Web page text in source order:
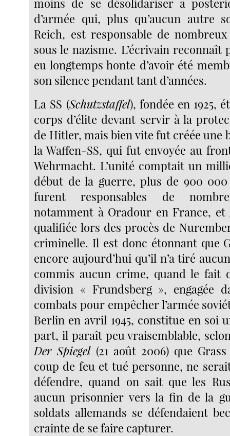
moins de se désolidariser a
d’armée qui, plus qu’aucun autre
Reich, est responsable de
sous le nazisme. L’écrivain
eu longtemps honte d’avoir été
son silence pendant tant d’années.
La SS (Schutzstaffel), fondée en 1925,
corps d’élite devant servir à la
de Hitler, mais bien vite fut créée une
la Waffen-SS, qui fut envoyée au
Wehrmacht. L’unité comptait un
début de la guerre, plus de 900 000
furent responsables de
notamment à Oradour en France, et
qualifiée lors des procès de
criminelle. Il est donc étonnant que
encore aujourd’hui qu’il n’a tiré
commis aucun crime, quand le fait
division « Frundsberg », engagée
combats pour empêcher l’armée
Berlin en avril 1945, constitue en soi
part, il paraît peu vraisemblable,
Der Spiegel(21 août 2006) que
coup de feu et tué personne, ne
défendre, quand on sait que les
aucun prisonnier vers la fin de la
soldats allemands se défendaient
crainte de se faire capturer.